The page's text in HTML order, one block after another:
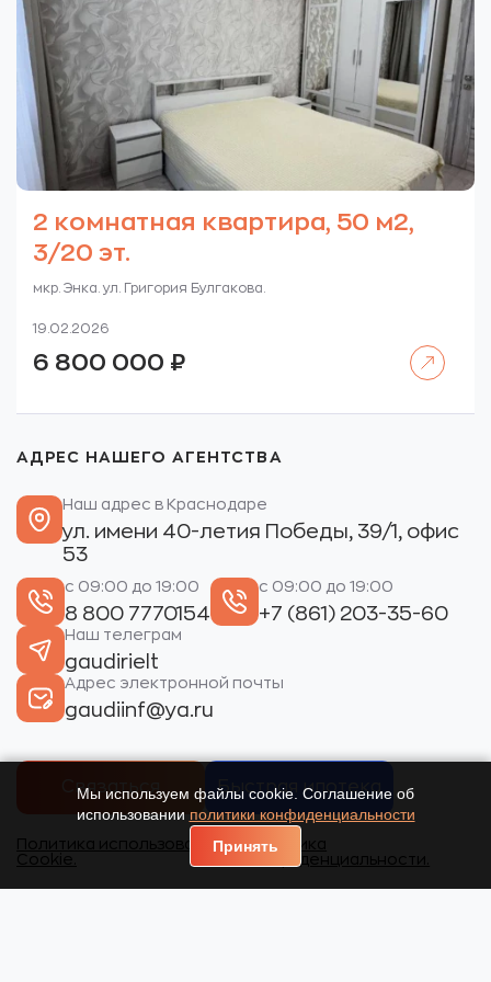
2 комнатная квартира, 50 м2,
3/20 эт.
мкр. Энка. ул. Григория Булгакова.
19.02.2026
6 800 000 ₽
АДРЕС НАШЕГО АГЕНТСТВА
Наш адрес в Краснодаре
ул. имени 40-летия Победы, 39/1, офис
53
с 09:00 до 19:00
8 800 7770154
с 09:00 до 19:00
+7 (861) 203-35-60
Наш телеграм
gaudirielt
Адрес электронной почты
gaudiinf@ya.ru
Связаться Быстрая ипотека
Политика использования
Cookie.
Политика
конфиденциальности.
Мы используем файлы cookie. Соглашение об
использовании политики конфиденциальности
Принять